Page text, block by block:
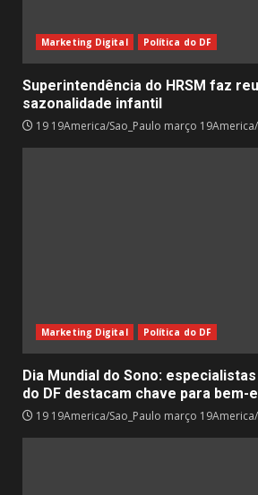
Marketing Digital Política do DF
Superintendência do HRSM faz
sazonalidade infantil
19 19America/Sao_Paulo março
Marketing Digital Política do DF
Dia Mundial do Sono:
do DF destacam chave para bem-
19 19America/Sao_Paulo março